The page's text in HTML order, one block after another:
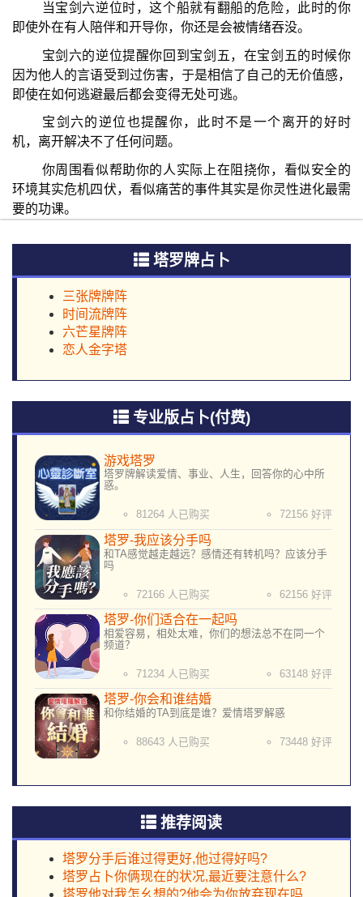
当宝剑六逆位时，这个船就有翻船的危险，此时的你
即使外在有人陪伴和开导你，你还是会被情绪吞没。
宝剑六的逆位提醒你回到宝剑五，在宝剑五的时候你
因为他人的言语受到过伤害，于是相信了自己的无价值感，
即使在如何逃避最后都会变得无处可逃。
宝剑六的逆位也提醒你，此时不是一个离开的好时
机，离开解决不了任何问题。
你周围看似帮助你的人实际上在阻挠你，看似安全的
环境其实危机四伏，看似痛苦的事件其实是你灵性进化最需
要的功课。
塔罗牌占卜
三张牌牌阵
时间流牌阵
六芒星牌阵
恋人金字塔
专业版占卜(付费)
游戏塔罗
塔罗牌解读爱情、事业、人生，回答你的心中所
惑。
81264 人已购买 72156 好评
塔罗-我应该分手吗
和TA感觉越走越远？感情还有转机吗？应该分手
吗
72166 人已购买 62156 好评
塔罗-你们适合在一起吗
相爱容易，相处太难，你们的想法总不在同一个
频道？
71234 人已购买 63148 好评
塔罗-你会和谁结婚
和你结婚的TA到底是谁？爱情塔罗解惑
88643 人已购买 73448 好评
推荐阅读
塔罗分手后谁过得更好,他过得好吗?
塔罗占卜你俩现在的状况,最近要注意什么?
塔罗他对我怎幺想的?他会为你放弃现在吗